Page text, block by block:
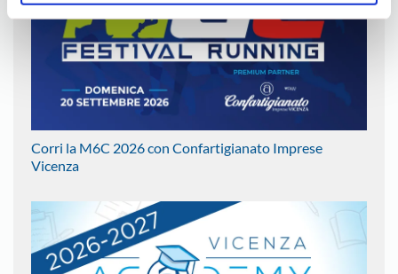
Corri la M6C 2026 con Confartigianato Imprese
Vicenza